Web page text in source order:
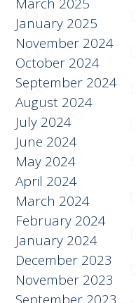
November 2024
October 2024
September 2024
August 2024
July 2024
June 2024
May 2024
April 2024
March 2024
February 2024
January 2024
December 2023
November 2023
September 2023
August 2023